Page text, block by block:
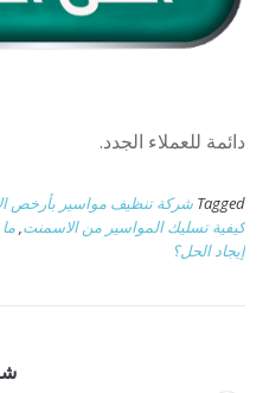
دائمة للعملاء الجدد.
Tagged شركة تنظيف مواسير بأرخص
كيفية تسليك المواسير من الاسمنت,
إيجاد الحل؟